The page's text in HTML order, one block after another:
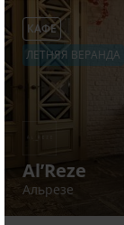
КАФЕ
ЛЕТНЯЯ ВЕРАНДА
Al’Reze
Альрезе